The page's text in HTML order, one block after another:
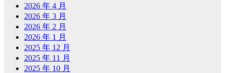
2026 年 4 月
2026 年 3 月
2026 年 2 月
2026 年 1 月
2025 年 12 月
2025 年 11 月
2025 年 10 月